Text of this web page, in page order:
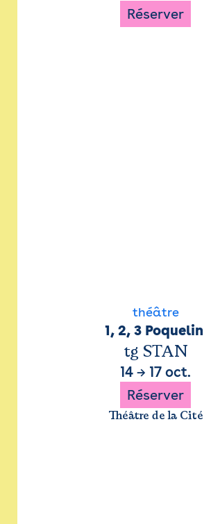
Réserver
théâtre
1, 2, 3 Poquelin
tg STAN
14 → 17 oct.
Réserver
Théâtre de la Cité